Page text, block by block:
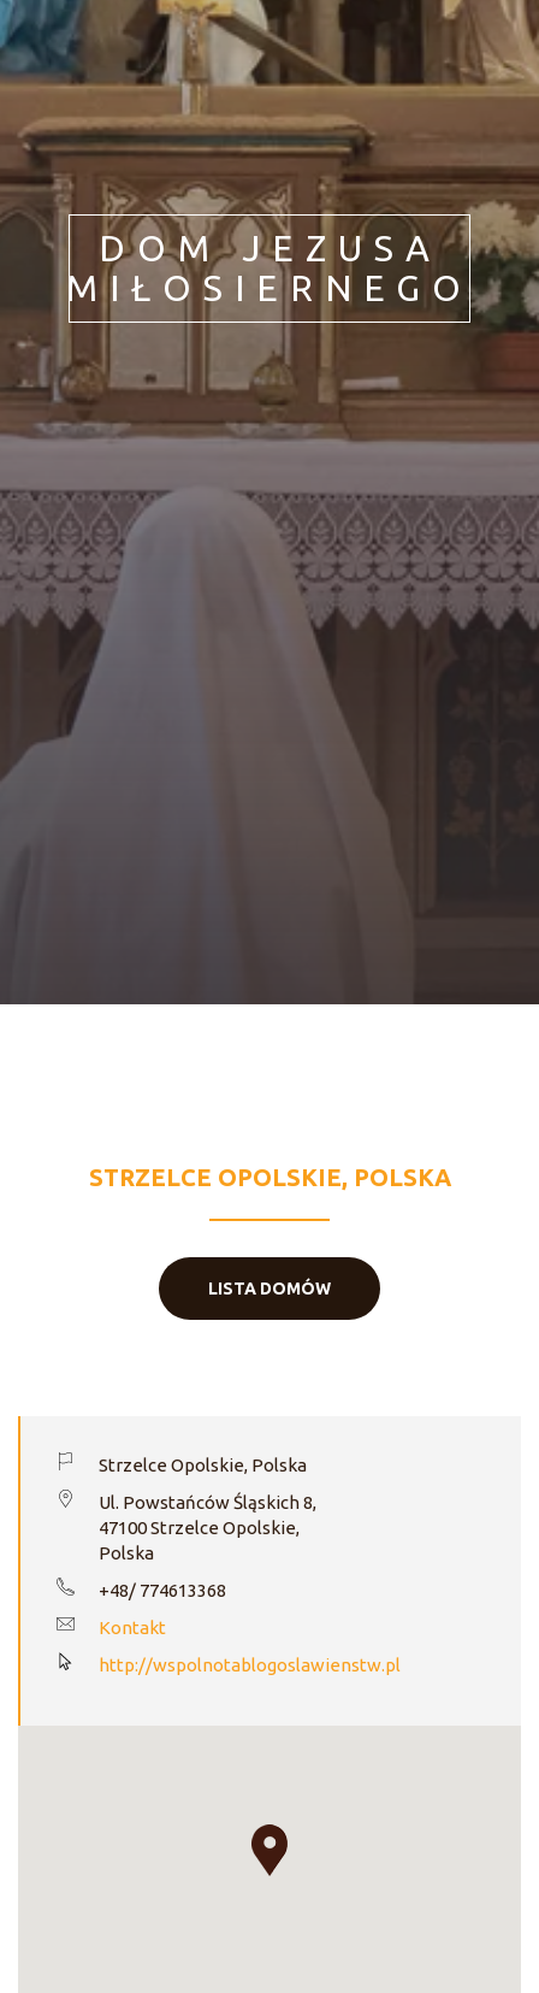
Jedność chrześcijan
Życie z Maryją
DOM JEZUSA
MIŁOSIERNEGO
STRZELCE OPOLSKIE, POLSKA
LISTA DOMÓW
Strzelce Opolskie, Polska
Ul. Powstańców Śląskich 8,
47100 Strzelce Opolskie,
Polska
+48/ 774613368
Kontakt
http://wspolnotablogoslawienstw.pl